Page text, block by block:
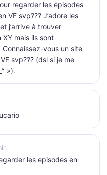
regarder les épisodes
VF svp??? J’adore les
j’arrive à trouver
XY mais ils sont
Connaissez-vous un site
svp??? (dsl si je me
»).
les episodes en